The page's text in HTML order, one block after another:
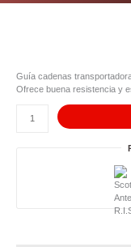
Guía cadenas
Ofrece buena resistencia y
cadena